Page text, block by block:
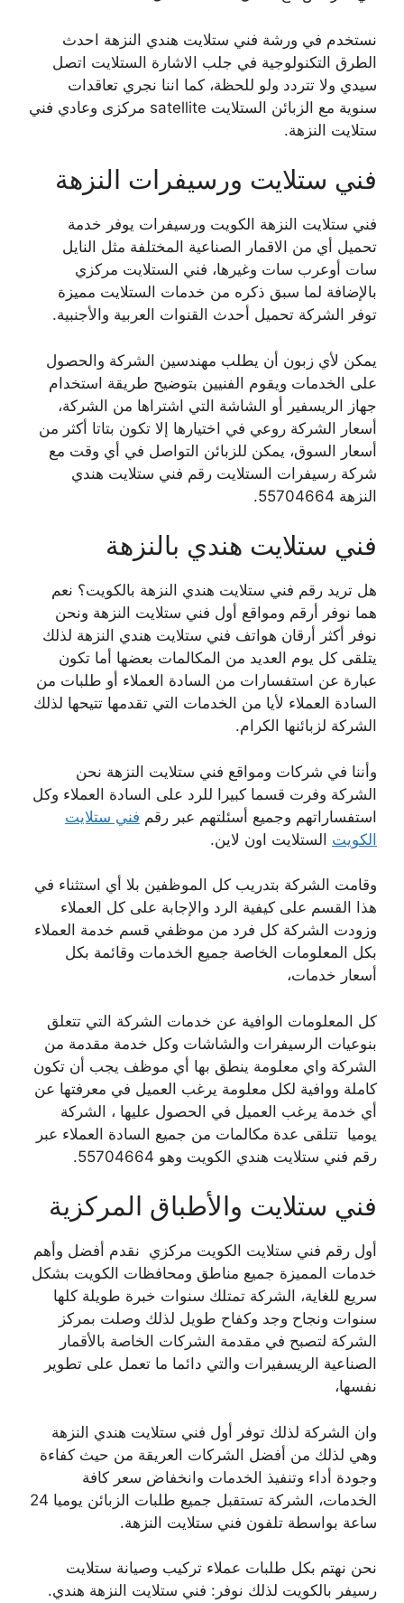
نستخدم في ورشة فني ستلايت هندي النزهة احدث
الطرق التكنولوجية في جلب الاشارة الستلايت اتصل
سيدي ولا تتردد ولو للحظة، كما اننا نجري تعاقدات
سنوية مع الزبائن الستلايت satellite مركزى وعادي فني
ستلايت النزهة.
فني ستلايت ورسيفرات النزهة
فني ستلايت النزهة الكويت ورسيفرات يوفر خدمة
تحميل أي من الاقمار الصناعية المختلفة مثل النايل
سات أوعرب سات وغيرها، فني الستلايت مركزي
بالإضافة لما سبق ذكره من خدمات الستلايت مميزة
توفر الشركة تحميل أحدث القنوات العربية والأجنبية.
يمكن لأي زبون أن يطلب مهندسين الشركة والحصول
على الخدمات ويقوم الفنيين بتوضيح طريقة استخدام
جهاز الريسفير أو الشاشة التي اشتراها من الشركة،
أسعار الشركة روعي في اختيارها إلا تكون بتاتا أكثر من
أسعار السوق، يمكن للزبائن التواصل في أي وقت مع
شركة رسيفرات الستلايت رقم فني ستلايت هندي
النزهة 55704664.
فني ستلايت هندي بالنزهة
هل تريد رقم فني ستلايت هندي النزهة بالكويت؟ نعم
هما نوفر أرقم ومواقع أول فني ستلايت النزهة ونحن
نوفر أكثر أرقان هواتف فني ستلايت هندي النزهة لذلك
يتلقى كل يوم العديد من المكالمات بعضها أما تكون
عبارة عن استفسارات من السادة العملاء أو طلبات من
السادة العملاء لأيا من الخدمات التي تقدمها تتيحها لذلك
الشركة لزبائنها الكرام.
وأننا في شركات ومواقع فني ستلايت النزهة نحن
الشركة وفرت قسما كبيرا للرد على السادة العملاء وكل
استفساراتهم وجميع أسئلتهم عبر رقم فني ستلايت
الكويت الستلايت اون لاين.
وقامت الشركة بتدريب كل الموظفين بلا أي استثناء في
هذا القسم على كيفية الرد والإجابة على كل العملاء
وزودت الشركة كل فرد من موظفي قسم خدمة العملاء
بكل المعلومات الخاصة جميع الخدمات وقائمة بكل
أسعار خدمات،
كل المعلومات الوافية عن خدمات الشركة التي تتعلق
بنوعيات الرسيفرات والشاشات وكل خدمة مقدمة من
الشركة واي معلومة ينطق بها أي موظف يجب أن تكون
كاملة ووافية لكل معلومة يرغب العميل في معرفتها عن
أي خدمة يرغب العميل في الحصول عليها ، الشركة
يوميا تتلقى عدة مكالمات من جميع السادة العملاء عبر
رقم فني ستلايت هندي الكويت وهو 55704664.
فني ستلايت والأطباق المركزية
أول رقم فني ستلايت الكويت مركزي نقدم أفضل وأهم
خدمات المميزة جميع مناطق ومحافظات الكويت بشكل
سريع للغاية، الشركة تمتلك سنوات خبرة طويلة كلها
سنوات ونجاح وجد وكفاح طويل لذلك وصلت بمركز
الشركة لتصبح في مقدمة الشركات الخاصة بالأقمار
الصناعية الريسفيرات والتي دائما ما تعمل على تطوير
نفسها،
وان الشركة لذلك توفر أول فني ستلايت هندي النزهة
وهي لذلك من أفضل الشركات العريقة من حيث كفاءة
وجودة أداء وتنفيذ الخدمات وانخفاض سعر كافة
الخدمات، الشركة تستقبل جميع طلبات الزبائن يوميا 24
ساعة بواسطة تلفون فني ستلايت النزهة.
نحن نهتم بكل طلبات عملاء تركيب وصيانة ستلايت
رسيفر بالكويت لذلك نوفر: فني ستلايت النزهة هندي.